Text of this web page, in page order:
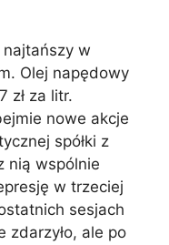
najtańszy w
Olej napędowy
zł za litr.
nowe akcje
spółki z
nią wspólnie
w trzeciej
sesjach
zdarzyło, ale po